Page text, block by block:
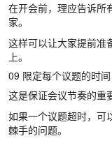
在开会前，理应告诉所
家。
这样可以让大家提前准
上。
09 限定每个议题的时间
这是保证会议节奏的重
如果一个议题超时，可
棘手的问题。